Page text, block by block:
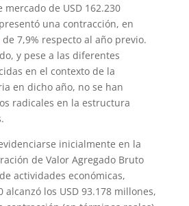
de USD 162.230
una contracción, en
de 7,9% respecto al año previo.
y pese a las diferentes
en el contexto de la
en dicho año, no se han
radicales en la estructura
inicialmente en la
de Valor Agregado Bruto
actividades económicas,
alcanzó los USD 93.178 millones,